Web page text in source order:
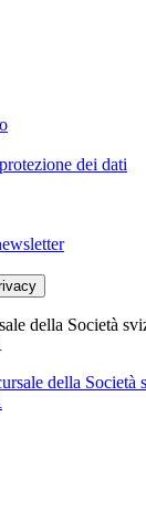
dei dati
della Società